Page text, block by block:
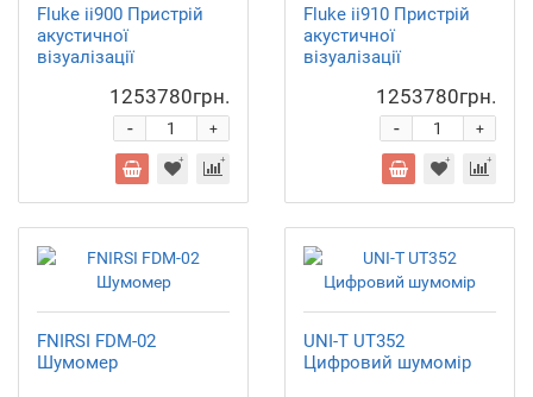
Fluke ii900 Пристрій
акустичної
візуалізації
1253780грн.
+
-
Fluke іі910 Пристрій
акустичної
візуалізації
1253780грн.
+
-
FNIRSI FDM-02
Шумомер
UNI-T UT352
Цифровий шумомір